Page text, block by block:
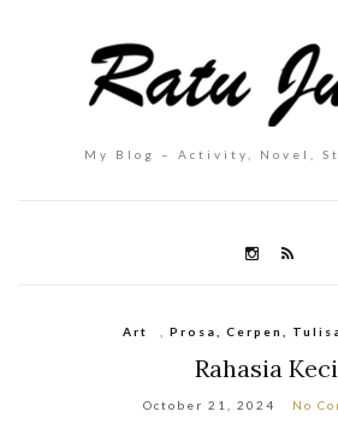
My Blog – Activity, Novel,
Art Prosa, Cerpen,
Rahasia
October 21, 2024 No